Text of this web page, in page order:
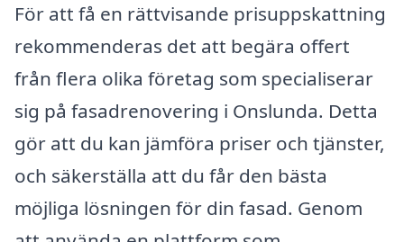
För att få en rättvisande prisuppskattning
rekommenderas det att begära offert
från flera olika företag som specialiserar
sig på fasadrenovering i Onslunda. Detta
gör att du kan jämföra priser och tjänster,
och säkerställa att du får den bästa
möjliga lösningen för din fasad. Genom